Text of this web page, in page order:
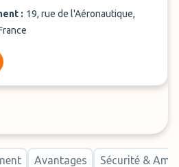
: 19, rue de l'Aéronautique,
Avantages Sécurité &